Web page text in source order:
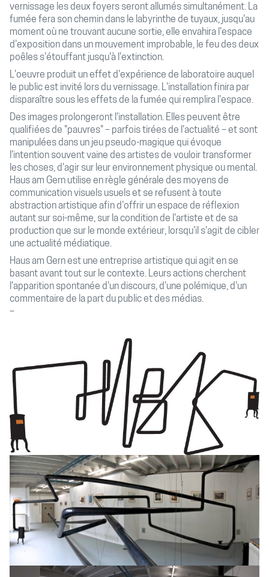
vernissage les deux foyers seront allumés simultanément. La
fumée fera son chemin dans le labyrinthe de tuyaux, jusqu'au
moment où ne trouvant aucune sortie, elle envahira l'espace
d'exposition dans un mouvement improbable, le feu des deux
poêles s'étouffant jusqu'à l'extinction.
L'oeuvre produit un effet d'expérience de laboratoire auquel
le public est invité lors du vernissage. L'installation finira par
disparaître sous les effets de la fumée qui remplira l'espace.
Des images prolongeront l'installation. Elles peuvent être
qualifiées de "pauvres" – parfois tirées de l'actualité – et sont
manipulées dans un jeu pseudo-magique qui évoque
l'intention souvent vaine des artistes de vouloir transformer
les choses, d'agir sur leur environnement physique ou mental.
Haus am Gern utilise en règle générale des moyens de
communication visuels usuels et se refusent à toute
abstraction artistique afin d'offrir un espace de réflexion
autant sur soi-même, sur la condition de l'artiste et de sa
production que sur le monde extérieur, lorsqu'il s'agit de cibler
une actualité médiatique.
Haus am Gern est une entreprise artistique qui agit en se
basant avant tout sur le contexte. Leurs actions cherchent
l'apparition spontanée d'un discours, d'une polémique, d'un
commentaire de la part du public et des médias.